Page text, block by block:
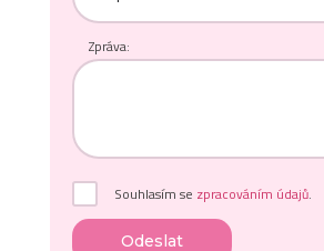
Zpráva:
Souhlasím se zpracováním údajů.
Odeslat